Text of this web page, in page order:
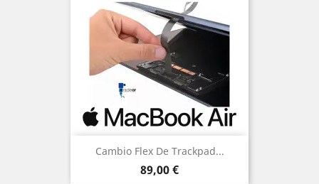
Cambio Flex De Trackpad...
Precio
89,00 €